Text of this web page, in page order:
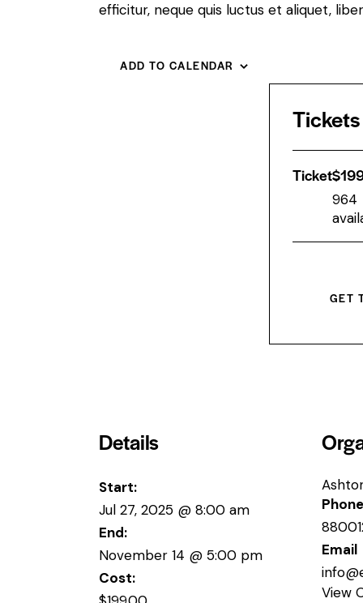
efficitur, neque quis luctus et aliquet,
ADD TO CALENDAR
Tickets
Ticket$
964
GET
Details
Start:
Jul 27, 2025 @ 8:00 am
End:
November 14 @ 5:00 pm
Cost:
Phone
Email
View